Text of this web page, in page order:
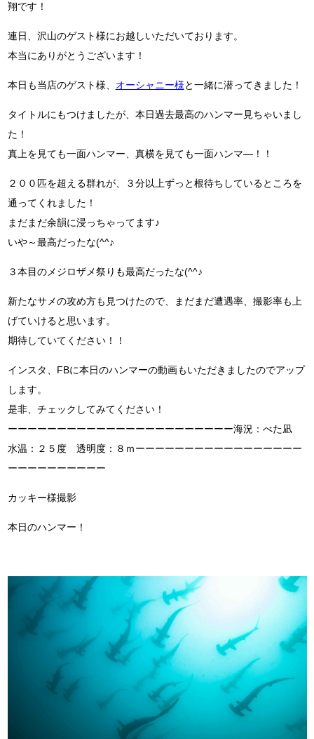
翔です！
連日、沢山のゲスト様にお越しいただいております。
本当にありがとうございます！
本日も当店のゲスト様、 オーシャニー様と一緒に潜ってきました！
タイトルにもつけましたが、本日過去最高のハンマー見ちゃいまし
た！
真上を見ても一面ハンマー、真横を見ても一面ハンマ―！！
２００匹を超える群れが、３分以上ずっと根待ちしているところを
通ってくれました！
まだまだ余韻に浸っちゃってます♪
いや～最高だったな(^^♪
３本目のメジロザメ祭りも最高だったな(^^♪
新たなサメの攻め方も見つけたので、まだまだ遭遇率、撮影率も上
げていけると思います。
期待していてください！！
インスタ、FBに本日のハンマーの動画もいただきましたのでアップ
します。
是非、チェックしてみてください！
ーーーーーーーーーーーーーーーーーーーーーーー海況：べた凪
水温：２５度 透明度：８ｍーーーーーーーーーーーーーーーーー
ーーーーーーーーーー
カッキー様撮影
本日のハンマー！